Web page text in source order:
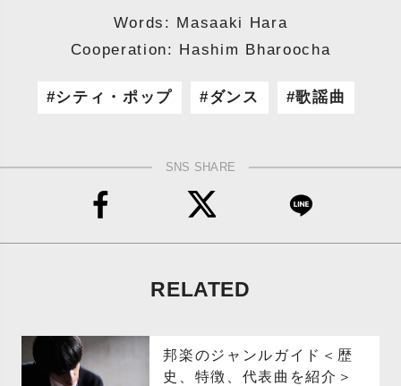
Words: Masaaki Hara
Cooperation: Hashim Bharoocha
シティ・ポップ ダンス 歌謡曲
SNS SHARE
RELATED
邦楽のジャンルガイド＜歴
史、特徴、代表曲を紹介＞